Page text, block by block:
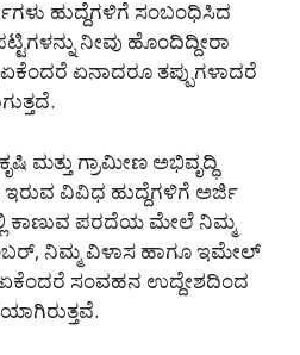
ಹುದ್ದೆಗಳಿಗೆ ಸಂಬಂಧಿಸಿದ
ನೀವು ಹೊಂದಿದ್ದೀರಾ
ಏನಾದರೂ ತಪ್ಪುಗಳಾದರೆ
ಮತ್ತು ಗ್ರಾಮೀಣ ಅಭಿವೃದ್ಧಿ
ವಿವಿಧ ಹುದ್ದೆಗಳಿಗೆ ಅರ್ಜಿ
ಕಾಣುವ ಪರದೆಯ ಮೇಲೆ ನಿಮ್ಮ
ನಿಮ್ಮ ವಿಳಾಸ ಹಾಗೂ ಇಮೇಲ್
ಸಂವಹನ ಉದ್ದೇಶದಿಂದ